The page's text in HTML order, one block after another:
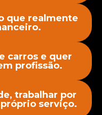
que realmente
carros e quer
profissão.
trabalhar por
serviço.